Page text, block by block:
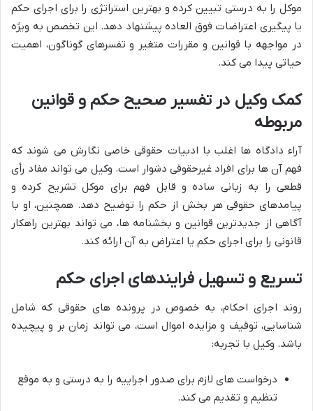
موکل را به درستی تبیین کرده و بهترین استراتژی را برای اجرای حکم
یا پیگیری اعتراضات فوق العاده پیشنهاد دهد. این تخصص به ویژه
در مواجهه با قوانین و مقررات متغیر و تفسرهای گوناگون، اهمیت
حیاتی پیدا می کند.
کمک وکیل در تفسیر صحیح حکم و قوانین
مربوطه
آراء دادگاه ها اغلب با ادبیات حقوقی خاصی نگارش می شوند که
فهم آن ها برای افراد غیرحقوقی دشوار است. وکیل می تواند مفاد رأی
قطعی را به زبانی ساده و قابل فهم برای موکل تشریح کرده و
پیامدهای حقوقی هر بخش از حکم را توضیح دهد. همچنین، او با
آگاهی از جدیدترین قوانین و بخشنامه ها، می تواند بهترین راهکار
قانونی را برای اجرای حکم یا اعتراض به آن ارائه کند.
تسریع و تسهیل فرایندهای اجرای حکم
روند اجرای احکام، به خصوص در پرونده های حقوقی که شامل
شناسایی، توقیف و مزایده اموال است، می تواند زمان بر و پیچیده
باشد. وکیل با تجربه:
درخواست های لازم برای صدور اجراییه را به درستی و به موقع
تنظیم و تقدیم می کند.